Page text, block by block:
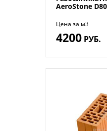
AeroStone
Цена за м3
4200РУБ.